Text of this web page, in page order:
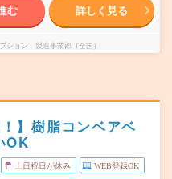
む 詳しく見る
ション 製造事業部（全国）
】樹脂コンベアベ
OK
土日祝日が休み WEB登録OK